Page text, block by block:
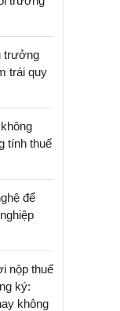
trưởng
trái quy
tính thuế
để
nộp thuế
ký:
không